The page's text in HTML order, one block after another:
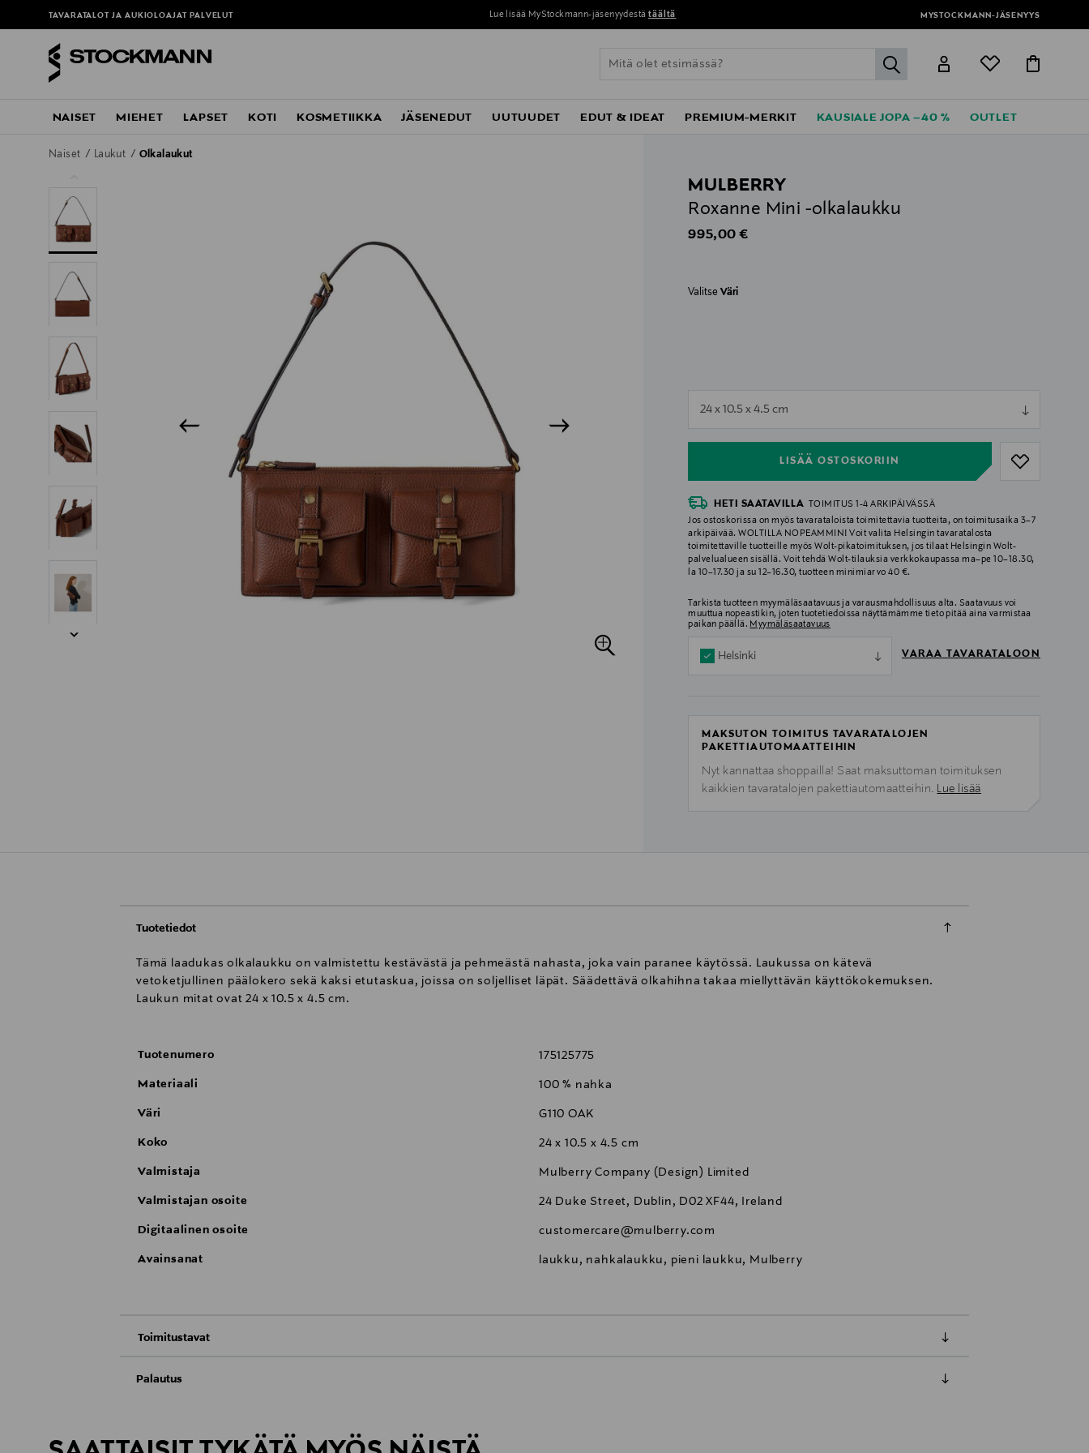
TAVARATALOT JA AUKIOLOAJAT PALVELUT Lue lisää MyStockmann-jäsenyydestä täältä MYSTOCKMANN-JÄSENYYS
label.header.go
NAISET MIEHET LAPSET KOTI KOSMETIIKKA JÄSENEDUT UUTUUDET EDUT & IDEAT PREMIUM-MERKIT KAUSIALE JOPA –40 % OUTLET
Naiset Laukut Olkalaukut
MULBERRY
Roxanne Mini -olkalaukku
Original Price
995,00 €
ValitseVäri
24 x 10.5 x 4.5 cm
LISÄÄ OSTOSKORIIN
null
HETI SAATAVILLA
TOIMITUS 1-4 ARKIPÄIVÄSSÄ
Jos ostoskorissa on myös tavarataloista toimitettavia tuotteita, on toimitusaika 3–7
arkipäivää. WOLTILLA NOPEAMMIN! Voit valita Helsingin tavaratalosta
toimitettaville tuotteille myös Wolt-pikatoimituksen, jos tilaat Helsingin Wolt-
palvelualueen sisällä. Voit tehdä Wolt-tilauksia verkkokaupassa ma–pe 10–18.30,
la 10–17.30 ja su 12–16.30, tuotteen minimiarvo 40 €.
Tarkista tuotteen myymäläsaatavuus ja varausmahdollisuus alta. Saatavuus voi
muuttua nopeastikin, joten tuotetiedoissa näyttämämme tieto pitää aina varmistaa
paikan päällä. Myymäläsaatavuus
Helsinki VARAA TAVARATALOON
MAKSUTON TOIMITUS TAVARATALOJEN
PAKETTIAUTOMAATTEIHIN
Nyt kannattaa shoppailla! Saat maksuttoman toimituksen
kaikkien tavaratalojen pakettiautomaatteihin. Lue lisää
Tuotetiedot
Tämä laadukas olkalaukku on valmistettu kestävästä ja pehmeästä nahasta, joka vain paranee käytössä. Laukussa on kätevä
vetoketjullinen päälokero sekä kaksi etutaskua, joissa on soljelliset läpät. Säädettävä olkahihna takaa miellyttävän käyttökokemuksen.
Laukun mitat ovat 24 x 10.5 x 4.5 cm.
Tuotenumero 175125775
Materiaali 100 % nahka
Väri G110 OAK
Koko 24 x 10.5 x 4.5 cm
Valmistaja Mulberry Company (Design) Limited
Valmistajan osoite 24 Duke Street, Dublin, D02 XF44, Ireland
Digitaalinen osoite customercare@mulberry.com
Avainsanat laukku, nahkalaukku, pieni laukku, Mulberry
Toimitustavat
Palautus